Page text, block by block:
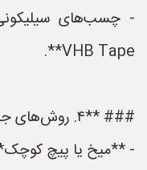
VHB Tape**.
### **۴. روش‌های جایگزین**
- **میخ یا پیچ